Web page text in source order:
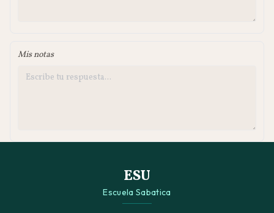
Mis notas
ESU
Escuela Sabatica